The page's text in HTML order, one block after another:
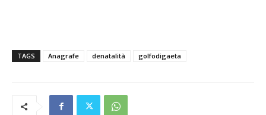
TAGS Anagrafe denatalità golfodigaeta